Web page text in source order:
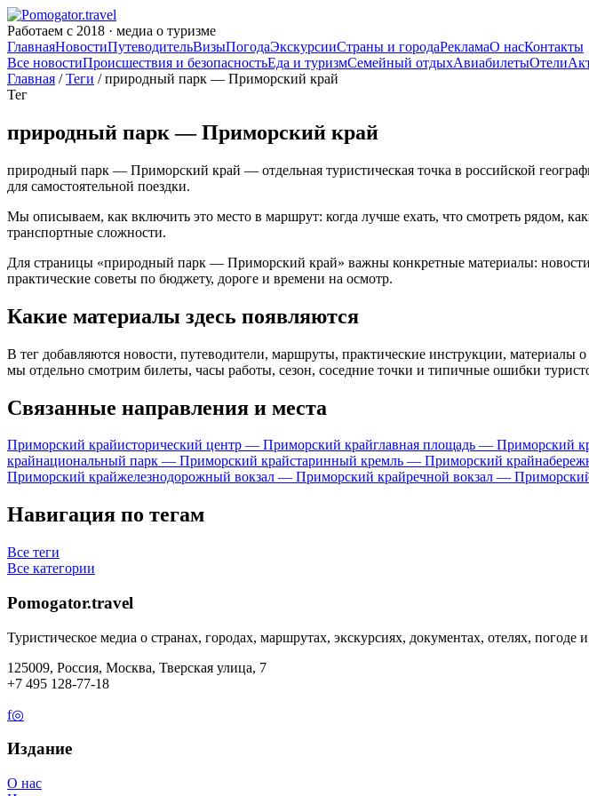
Работаем с 2018 · медиа о туризме
ГлавнаяНовостиПутеводительВизыПогодаЭкскурсииСтраны и городаРекламаО насКонтакты
Все новостиПроисшествия и безопасностьЕда и туризмСемейный отдыхАвиабилетыОтели
Главная /Теги / природный парк — Приморский край
Тег
природный парк — Приморский край
природный парк — Приморский край — отдельная туристическая точка в российской
для самостоятельной поездки.
Мы описываем, как включить это место в маршрут: когда лучше ехать, что смотреть рядом,
транспортные сложности.
Для страницы «природный парк — Приморский край» важны конкретные материалы:
практические советы по бюджету, дороге и времени на осмотр.
Какие материалы здесь появляются
В тег добавляются новости, путеводители, маршруты, практические инструкции, материалы
мы отдельно смотрим билеты, часы работы, сезон, соседние точки и типичные ошибки
Связанные направления и места
Приморский крайисторический центр — Приморский крайглавная площадь — Приморский
крайнациональный парк — Приморский крайстаринный кремль — Приморский край
Приморский крайжелезнодорожный вокзал — Приморский крайречной вокзал —
Навигация по тегам
Все теги
Все категории
Pomogator.travel
Туристическое медиа о странах, городах, маршрутах, экскурсиях, документах, отелях, погоде
125009, Россия, Москва, Тверская улица, 7
+7 495 128-77-18
f◎
Издание
О нас